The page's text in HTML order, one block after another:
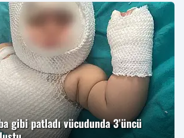
gibi patladı vücudunda 3’üncü